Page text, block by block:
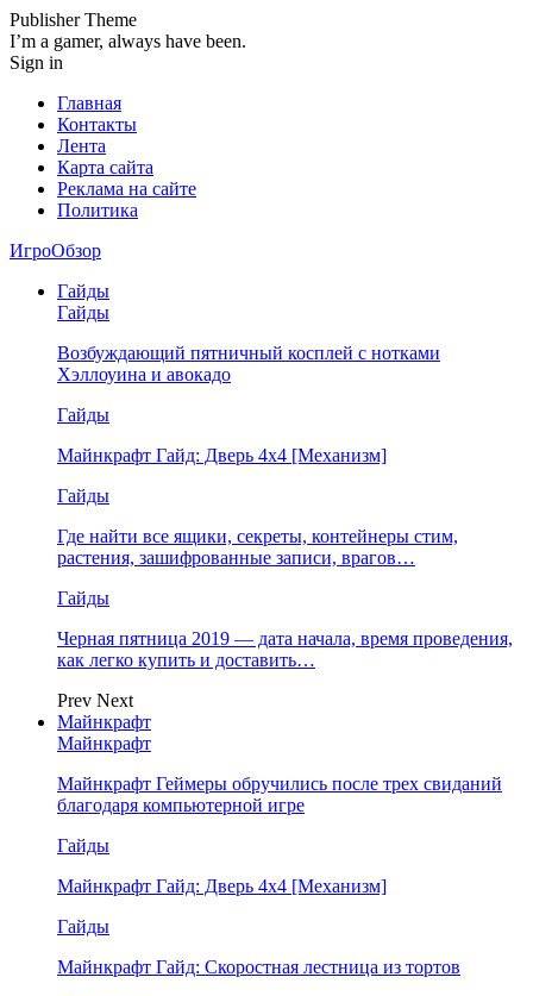
Publisher Theme
I’m a gamer, always have been.
Sign in
Главная
Контакты
Лента
Карта сайта
Реклама на сайте
Политика
ИгроОбзор
Гайды
Гайды
Возбуждающий пятничный косплей с нотками
Хэллоуина и авокадо
Гайды
Майнкрафт Гайд: Дверь 4х4 [Механизм]
Гайды
Где найти все ящики, секреты, контейнеры стим,
растения, зашифрованные записи, врагов…
Гайды
Черная пятница 2019 — дата начала, время проведения,
как легко купить и доставить…
Prev Next
Майнкрафт
Майнкрафт
Майнкрафт Геймеры обручились после трех свиданий
благодаря компьютерной игре
Гайды
Майнкрафт Гайд: Дверь 4х4 [Механизм]
Гайды
Майнкрафт Гайд: Скоростная лестница из тортов